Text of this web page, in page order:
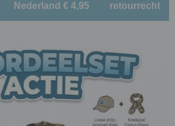
Nederland € 4,95
retourrecht